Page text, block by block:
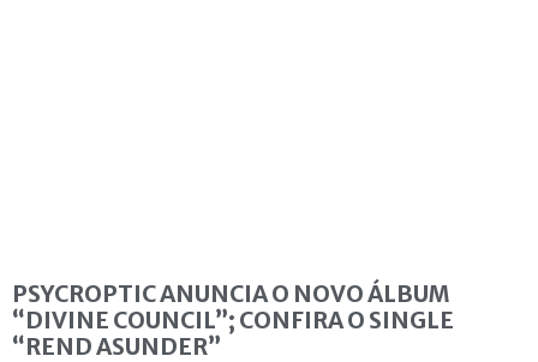
PSYCROPTIC ANUNCIA O NOVO ÁLBUM
“DIVINE COUNCIL”; CONFIRA O SINGLE
“REND ASUNDER”